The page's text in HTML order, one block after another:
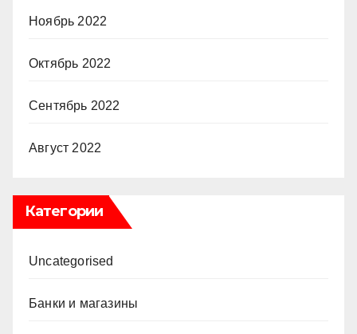
Ноябрь 2022
Октябрь 2022
Сентябрь 2022
Август 2022
Категории
Uncategorised
Банки и магазины